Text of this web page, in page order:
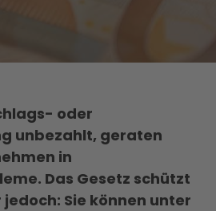
oder
unbezahlt, geraten
in
Das Gesetz schützt
Sie können unter